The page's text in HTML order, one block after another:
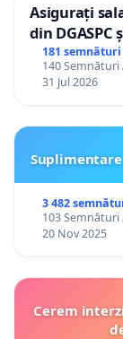
Asigurați
din DGASPC
181 semnături
140 Semnături
31 Jul 2026
3 482
103 Semnături
20 Nov 2025
Cerem